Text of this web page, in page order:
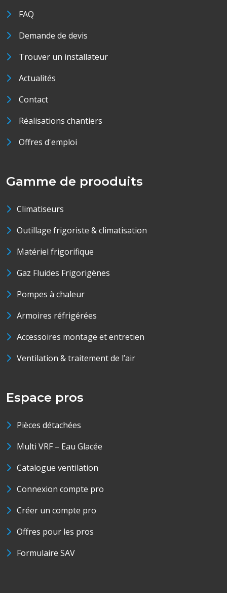
FAQ
Demande de devis
Trouver un installateur
Actualités
Contact
Réalisations chantiers
Offres d'emploi
Gamme de prooduits
Climatiseurs
Outillage frigoriste & climatisation
Matériel frigorifique
Gaz Fluides Frigorigènes
Pompes à chaleur
Armoires réfrigérées
Accessoires montage et entretien
Ventilation & traitement de l’air
Espace pros
Pièces détachées
Multi VRF – Eau Glacée
Catalogue ventilation
Connexion compte pro
Créer un compte pro
Offres pour les pros
Formulaire SAV